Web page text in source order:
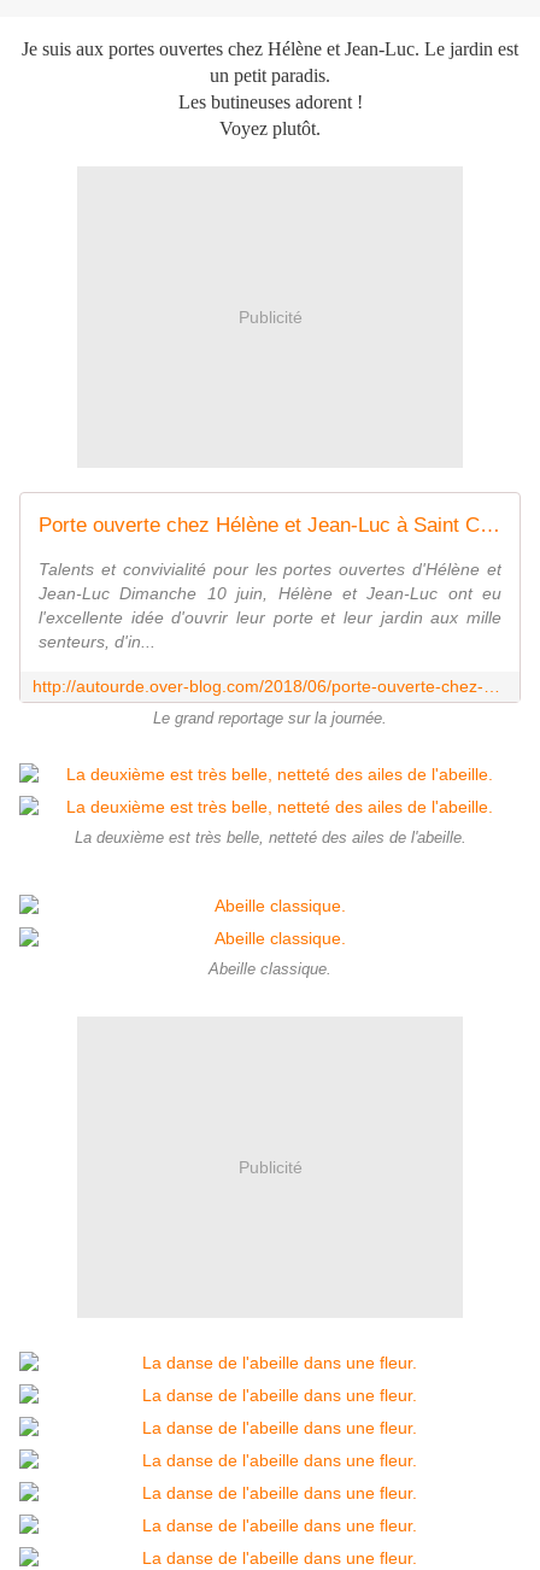
Je suis aux portes ouvertes chez Hélène et Jean-Luc. Le jardin est
un petit paradis.
Les butineuses adorent !
Voyez plutôt.
Publicité
Porte ouverte chez Hélène et Jean-Luc à Saint Cyprien village en 40 photos - Autour de
Talents et convivialité pour les portes ouvertes d'Hélène et
Jean-Luc Dimanche 10 juin, Hélène et Jean-Luc ont eu
l'excellente idée d'ouvrir leur porte et leur jardin aux mille
senteurs, d'in...
Le grand reportage sur la journée.
La deuxième est très belle, netteté des ailes de l'abeille.
Abeille classique.
Publicité